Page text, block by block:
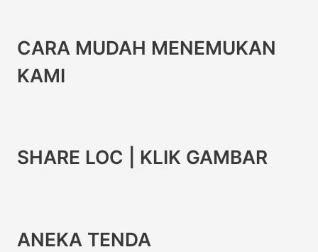
CARA MUDAH MENEMUKAN
KAMI
SHARE LOC | KLIK GAMBAR
ANEKA TENDA